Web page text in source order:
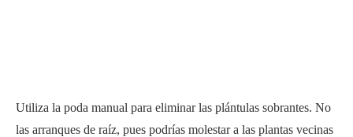
Utiliza la poda manual para eliminar las plántulas sobrantes. No
las arranques de raíz, pues podrías molestar a las plantas vecinas